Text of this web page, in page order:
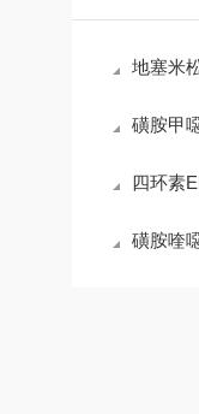
地塞米松
磺胺甲噁唑
四环素
磺胺喹噁